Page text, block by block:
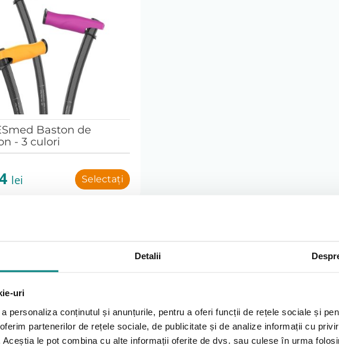
Detalii
uri
personaliza conținutul și anunțurile, pentru a oferi funcții de rețele sociale și
partenerilor de rețele sociale, de publicitate și de analize informații cu
le pot combina cu alte informații oferite de dvs. sau culese în urma
Baston de
- 3 culori
lei Selectați